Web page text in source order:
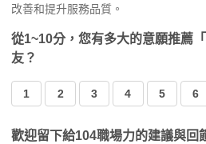
改善和提升服務品質。
從1~10分，您有多大的意願推薦
友？
1 2 3 4 5 6
歡迎留下給104職場力的建議與回